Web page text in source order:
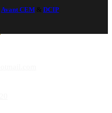
Avant CEM& DCIP